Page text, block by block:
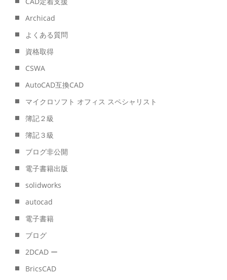
Archicad
よくある質問
資格取得
CSWA
AutoCAD互換CAD
マイクロソフト オフィス スペシャリスト
簿記２級
簿記３級
ブログ非公開
電子書籍出版
solidworks
autocad
電子書籍
ブログ
2DCAD ー
BricsCAD